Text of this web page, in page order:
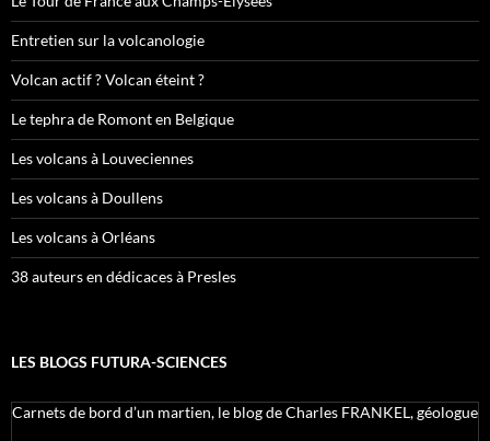
Entretien sur la volcanologie
Volcan actif ? Volcan éteint ?
Le tephra de Romont en Belgique
Les volcans à Louveciennes
Les volcans à Doullens
Les volcans à Orléans
38 auteurs en dédicaces à Presles
LES BLOGS FUTURA-SCIENCES
Carnets de bord d’un martien, le blog de Charles FRANKEL, géologue